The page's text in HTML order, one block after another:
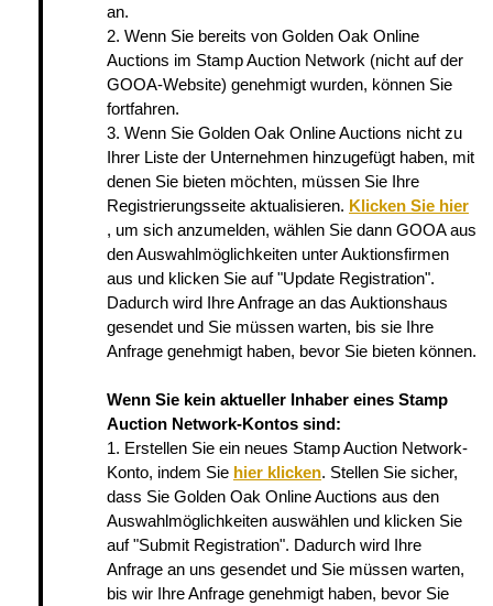
an.
2. Wenn Sie bereits von Golden Oak Online
Auctions im Stamp Auction Network (nicht auf der
GOOA-Website) genehmigt wurden, können Sie
fortfahren.
3. Wenn Sie Golden Oak Online Auctions nicht zu
Ihrer Liste der Unternehmen hinzugefügt haben, mit
denen Sie bieten möchten, müssen Sie Ihre
Registrierungsseite aktualisieren. Klicken Sie hier
, um sich anzumelden, wählen Sie dann GOOA aus
den Auswahlmöglichkeiten unter Auktionsfirmen
aus und klicken Sie auf "Update Registration".
Dadurch wird Ihre Anfrage an das Auktionshaus
gesendet und Sie müssen warten, bis sie Ihre
Anfrage genehmigt haben, bevor Sie bieten können.
Wenn Sie kein aktueller Inhaber eines Stamp
Auction Network-Kontos sind:
1. Erstellen Sie ein neues Stamp Auction Network-
Konto, indem Sie hier klicken. Stellen Sie sicher,
dass Sie Golden Oak Online Auctions aus den
Auswahlmöglichkeiten auswählen und klicken Sie
auf "Submit Registration". Dadurch wird Ihre
Anfrage an uns gesendet und Sie müssen warten,
bis wir Ihre Anfrage genehmigt haben, bevor Sie